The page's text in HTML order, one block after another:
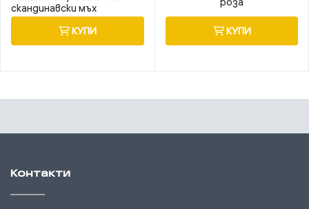
скандинавски мъх
КУПИ
КУПИ
Контакти